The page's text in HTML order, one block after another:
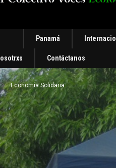
Panamá
Contáctanos
Economía Solidaria